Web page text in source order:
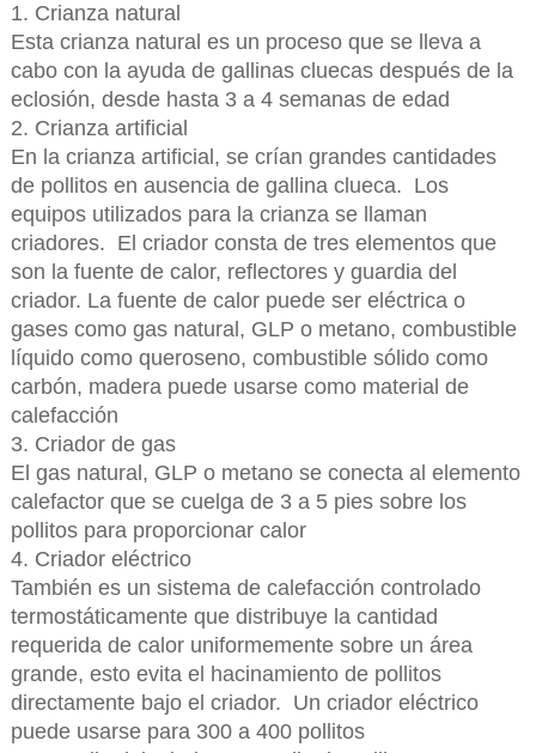
1. Crianza natural
Esta crianza natural es un proceso que se lleva a
cabo con la ayuda de gallinas cluecas después de la
eclosión, desde hasta 3 a 4 semanas de edad
2. Crianza artificial
En la crianza artificial, se crían grandes cantidades
de pollitos en ausencia de gallina clueca. Los
equipos utilizados para la crianza se llaman
criadores. El criador consta de tres elementos que
son la fuente de calor, reflectores y guardia del
criador. La fuente de calor puede ser eléctrica o
gases como gas natural, GLP o metano, combustible
líquido como queroseno, combustible sólido como
carbón, madera puede usarse como material de
calefacción
3. Criador de gas
El gas natural, GLP o metano se conecta al elemento
calefactor que se cuelga de 3 a 5 pies sobre los
pollitos para proporcionar calor
4. Criador eléctrico
También es un sistema de calefacción controlado
termostáticamente que distribuye la cantidad
requerida de calor uniformemente sobre un área
grande, esto evita el hacinamiento de pollitos
directamente bajo el criador. Un criador eléctrico
puede usarse para 300 a 400 pollitos